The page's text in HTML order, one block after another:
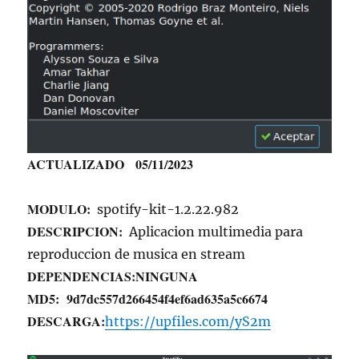
ACTUALIZADO 05/11/2023
MODULO: spotify-kit-1.2.22.982
DESCRIPCION: Aplicacion multimedia para
reproduccion de musica en stream
DEPENDENCIAS:NINGUNA
MD5: 9d7dc557d266454f4ef6ad635a5c6674
DESCARGA:https://upfiles.com/yS2m